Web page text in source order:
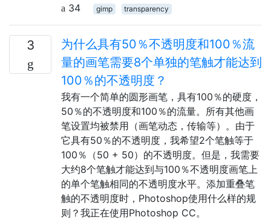
34
gimp transparency
3
为什么具有50％不透明度和100％流
量的画笔需要8个单独的笔触才能达到
100％的不透明度？
我有一个简单的圆形画笔，具有100％的硬度，
50％的不透明度和100％的流量。所有其他画
笔设置均被禁用（画笔动态，传输等）。由于
它具有50％的不透明度，我希望2个笔触等于
100％（50 + 50）的不透明度。但是，我需要
大约8个笔触才能达到与100％不透明度画笔上
的单个笔触相同的不透明度水平。添加重叠笔
触的不透明度时，Photoshop使用什么样的规
则？我正在使用Photoshop CC。